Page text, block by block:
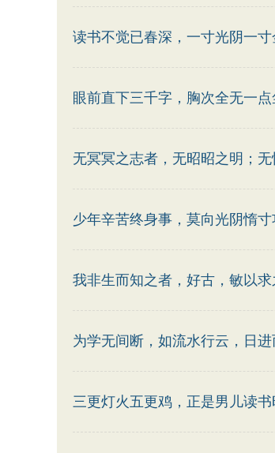
读书不觉已春深，一寸光阴一寸
眼前直下三千字，胸次全无一点
无冥冥之志者，无昭昭之明；无
少年辛苦终身事，莫向光阴惰寸
我非生而知之者，好古，敏以求
为学无间断，如流水行云，日进
三更灯火五更鸡，正是男儿读书